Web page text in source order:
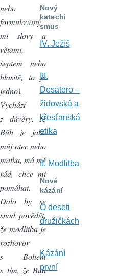
nebo
formulovaný
mi slovy a
větami,
šeptem nebo
hlasitě, to je
jedno).
Vychází
z důvěry, že
Bůh je jako
můj otec nebo
matka, má mě
rád, chce mi
pomáhat.
Dalo by se
snad povědět,
že modlitba je
rozhovor
s Bohem
s tím, že Bůh
Nový
katechi
smus
IV. Ježíš
III.
Desatero –
židovská a
křesťanská
etika
II. Modlitba
Nové
kázání
O deseti
družičkách
Kázání
první